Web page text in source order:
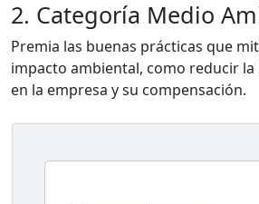
2. Categoría Medio
Premia las buenas prácticas que
impacto ambiental, como reducir
en la empresa y su compensación.